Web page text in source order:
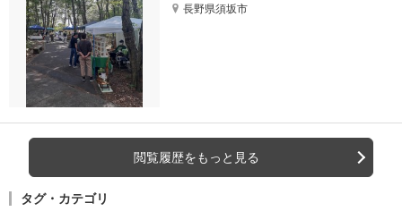
長野県須坂市
閲覧履歴をもっと見る
タグ・カテゴリ